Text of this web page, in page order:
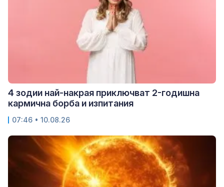
4 зодии най-накрая приключват 2-годишна
кармична борба и изпитания
07:46 • 10.08.26